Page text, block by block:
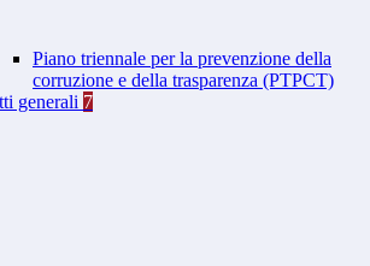
Piano triennale per la prevenzione della
corruzione e della trasparenza (PTPCT)
generali 7